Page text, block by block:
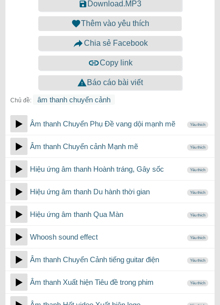
Download.MP3
Thêm vào yêu thích
Chia sẻ Facebook
Copy link
Báo cáo bài viết
Chủ đề: âm thanh chuyển cảnh
Âm thanh Chuyển Phụ Đề vang dội mạnh mẽ Yêu thích
Âm thanh Chuyển cảnh Mạnh mẽ Yêu thích
Hiệu ứng âm thanh Hoành tráng, Gây sốc Yêu thích
Hiệu ứng âm thanh Du hành thời gian Yêu thích
Hiệu ứng âm thanh Qua Màn Yêu thích
Whoosh sound effect Yêu thích
Âm thanh Chuyển Cảnh tiếng guitar điện Yêu thích
Âm thanh Xuất hiện Tiêu đề trong phim Yêu thích